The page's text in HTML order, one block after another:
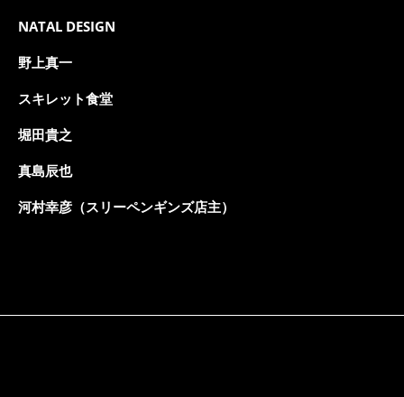
NATAL DESIGN
野上真一
スキレット食堂
堀田貴之
真島辰也
河村幸彦（スリーペンギンズ店主）